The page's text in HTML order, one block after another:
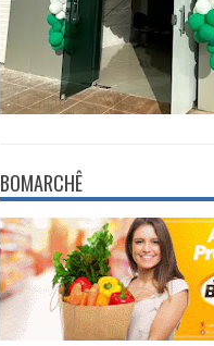
BOMARCHÊ